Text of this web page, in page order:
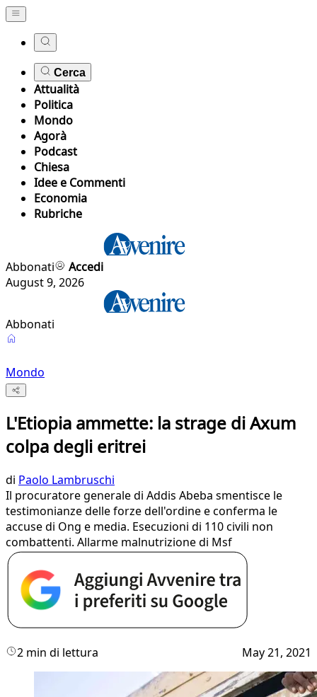
Cerca
Attualità
Politica
Mondo
Agorà
Podcast
Chiesa
Idee e Commenti
Economia
Rubriche
Abbonati
Accedi
August 9, 2026
Abbonati
Mondo
L'Etiopia ammette: la strage di Axum
colpa degli eritrei
di Paolo Lambruschi
Il procuratore generale di Addis Abeba smentisce le
testimonianze delle forze dell'ordine e conferma le
accuse di Ong e media. Esecuzioni di 110 civili non
combattenti. Allarme malnutrizione di Msf
2 min di lettura May 21, 2021